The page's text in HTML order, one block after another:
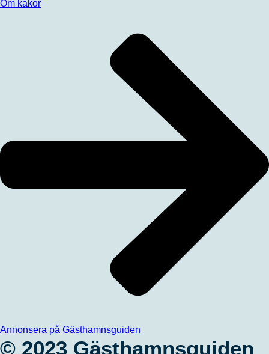
Om kakor
Annonsera på Gästhamnsguiden
© 2023 Gästhamnsguiden